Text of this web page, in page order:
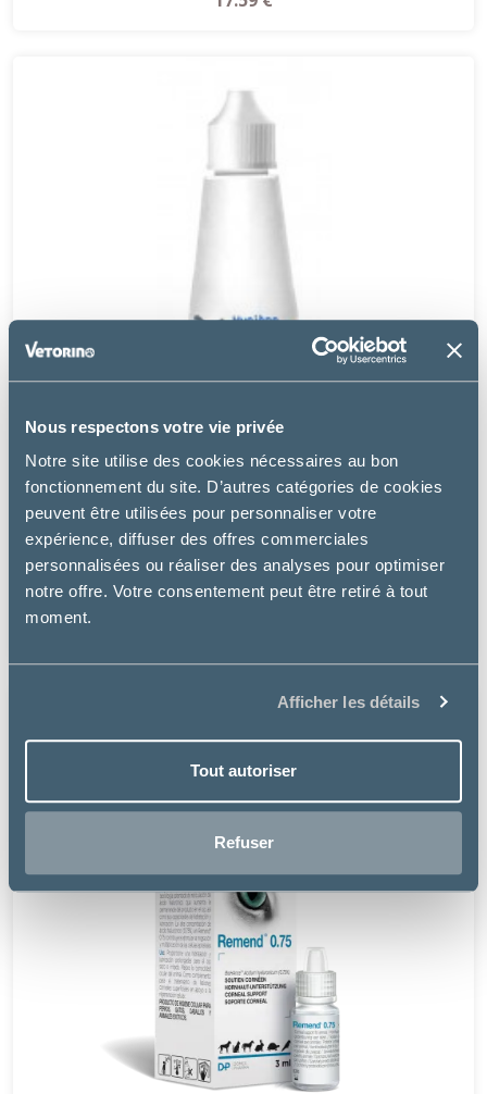
Nous respectons votre vie privée
Notre site utilise des cookies nécessaires au bon
fonctionnement du site. D’autres catégories de cookies
peuvent être utilisées pour personnaliser votre
expérience, diffuser des offres commerciales
personnalisées ou réaliser des analyses pour optimiser
notre offre. Votre consentement peut être retiré à tout
moment.
Afficher les détails
Tout autoriser
Refuser
Osalia
KERIOX NETTOYANT OCULAIRE